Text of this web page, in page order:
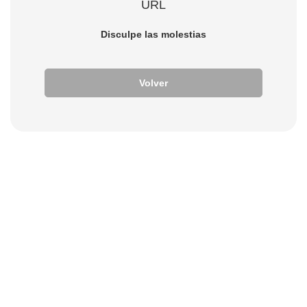
URL
Disculpe las molestias
Volver